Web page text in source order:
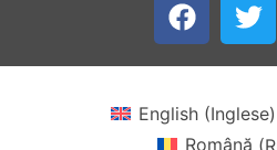
English(Inglese)
Română (